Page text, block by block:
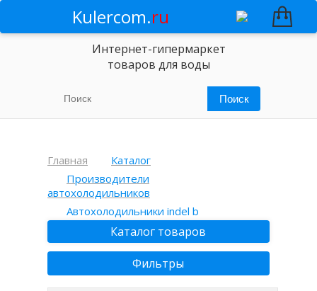
Kulercom.ru
Интернет-гипермаркет
товаров для воды
Главная
Каталог
Производители
автохолодильников
Автохолодильники indel b
Каталог товаров
Фильтры